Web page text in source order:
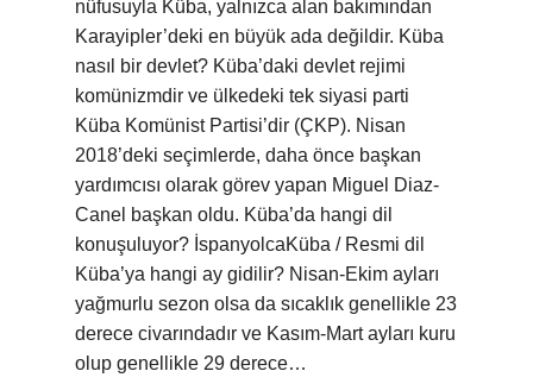
nüfusuyla Küba, yalnızca alan bakımından
Karayipler’deki en büyük ada değildir. Küba
nasıl bir devlet? Küba’daki devlet rejimi
komünizmdir ve ülkedeki tek siyasi parti
Küba Komünist Partisi’dir (ÇKP). Nisan
2018’deki seçimlerde, daha önce başkan
yardımcısı olarak görev yapan Miguel Diaz-
Canel başkan oldu. Küba’da hangi dil
konuşuluyor? İspanyolcaKüba / Resmi dil
Küba’ya hangi ay gidilir? Nisan-Ekim ayları
yağmurlu sezon olsa da sıcaklık genellikle 23
derece civarındadır ve Kasım-Mart ayları kuru
olup genellikle 29 derece…